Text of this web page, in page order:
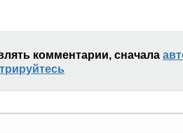
комментарии, сначала